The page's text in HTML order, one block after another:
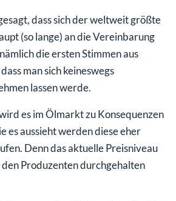
dass sich der weltweit größte
(so lange) an die Vereinbarung
die ersten Stimmen aus
man sich keineswegs
lassen werde.
es im Ölmarkt zu Konsequenzen
es aussieht werden diese eher
Denn das aktuelle Preisniveau
Produzenten durchgehalten